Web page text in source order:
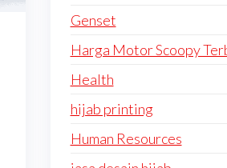
Genset
Harga Motor Scoopy
Health
hijab printing
Human Resources